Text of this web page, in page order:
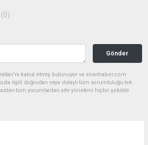
(0)
Gönder
kabul etmiş bulunuyor ve siranhaber.com
ilgili doğrudan veya dolaylı tüm sorumluluğu tek
tüm yorumlardan site yönetimi hiçbir şekilde